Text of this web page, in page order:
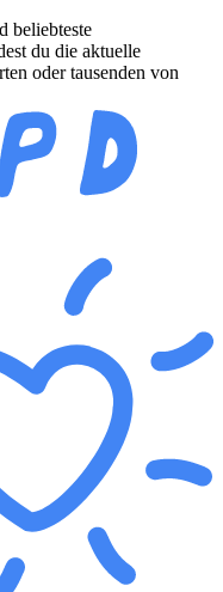
beliebteste
du die aktuelle
oder tausenden von